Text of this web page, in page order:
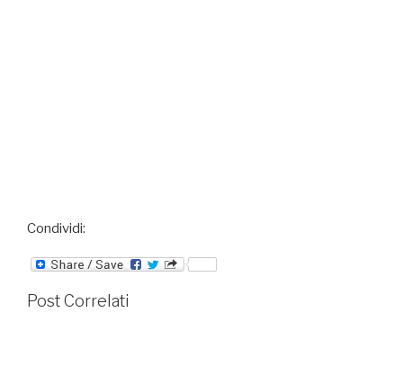
Condividi:
Post Correlati